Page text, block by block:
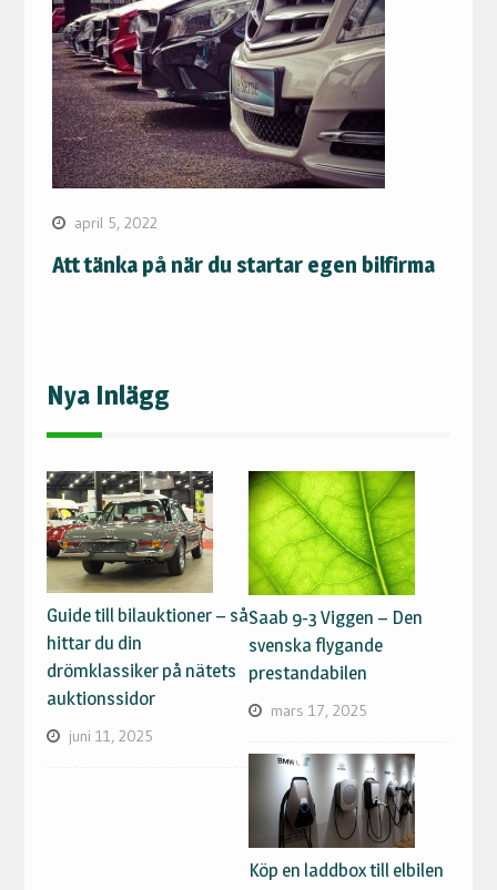
april 5, 2022
Att tänka på när du startar egen bilfirma
Nya Inlägg
Guide till bilauktioner – så
hittar du din
drömklassiker på nätets
auktionssidor
juni 11, 2025
Saab 9-3 Viggen – Den
svenska flygande
prestandabilen
mars 17, 2025
Köp en laddbox till elbilen